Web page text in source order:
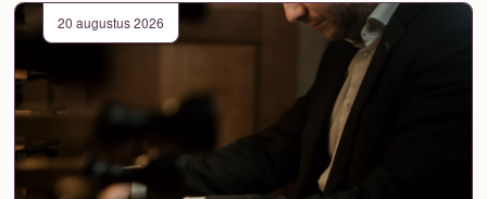
20 augustus 2026